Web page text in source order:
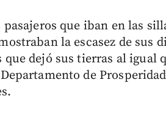
que iban en las
la escasez de sus
que dejó sus tierras al igual
de